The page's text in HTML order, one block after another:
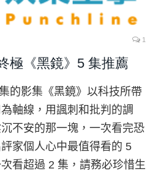
1
極《黑鏡》5 集推薦
的影集《黑鏡》以科技所帶
軸線，用諷刺和批判的調
不安的那一塊，一次看完恐
家個人心中最值得看的 5
看超過 2 集，請務必珍惜生